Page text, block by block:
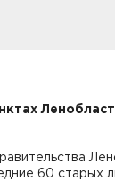
60 старых